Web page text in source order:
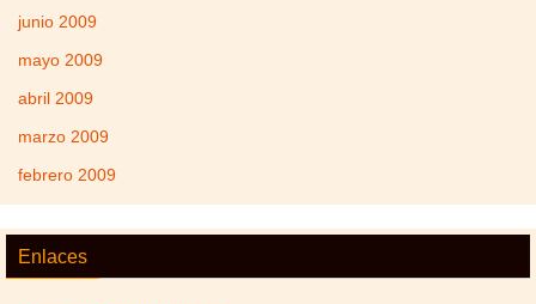
junio 2009
mayo 2009
abril 2009
marzo 2009
febrero 2009
Enlaces